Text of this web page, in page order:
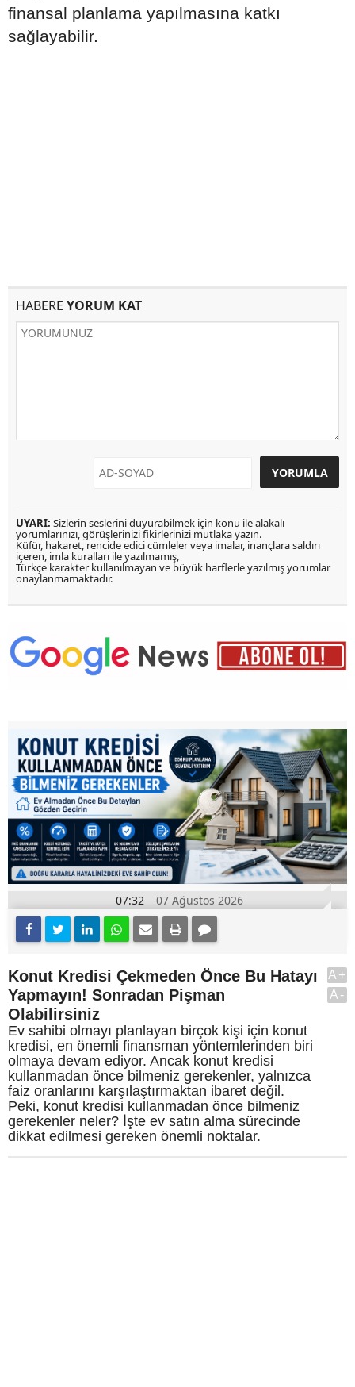
finansal planlama yapılmasına katkı
sağlayabilir.
HABERE YORUM KAT
UYARI: Sizlerin seslerini duyurabilmek için konu ile alakalı
yorumlarınızı, görüşlerinizi fikirlerinizi mutlaka yazın.
Küfür, hakaret, rencide edici cümleler veya imalar, inançlara saldırı
içeren, imla kuralları ile yazılmamış,
Türkçe karakter kullanılmayan ve büyük harflerle yazılmış yorumlar
onaylanmamaktadır.
07:32 07 Ağustos 2026
Konut Kredisi Çekmeden Önce Bu Hatayı
Yapmayın! Sonradan Pişman
Olabilirsiniz
Ev sahibi olmayı planlayan birçok kişi için konut
kredisi, en önemli finansman yöntemlerinden biri
olmaya devam ediyor. Ancak konut kredisi
kullanmadan önce bilmeniz gerekenler, yalnızca
faiz oranlarını karşılaştırmaktan ibaret değil.
Peki, konut kredisi kullanmadan önce bilmeniz
gerekenler neler? İşte ev satın alma sürecinde
dikkat edilmesi gereken önemli noktalar.
A+
A-